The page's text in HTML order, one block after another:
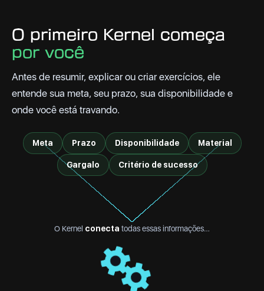
O primeiro Kernel começa
por você
Antes de resumir, explicar ou criar exercícios, ele
entende sua meta, seu prazo, sua disponibilidade e
onde você está travando.
Meta Prazo Disponibilidade Material
Gargalo Critério de sucesso
O Kernel conecta todas essas informações…